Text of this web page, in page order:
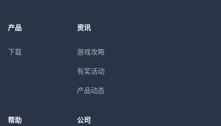
产品
下载
资讯
游戏攻略
有奖活动
产品动态
帮助 公司